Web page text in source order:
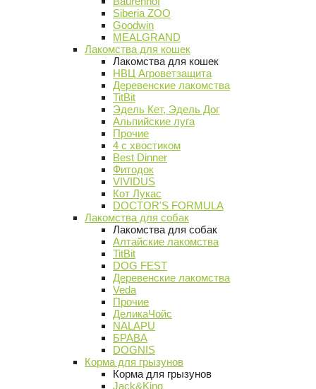
Siberia ZOO
Goodwin
MEALGRAND
Лакомства для кошек
Лакомства для кошек
НВЦ Агроветзащита
Деревенские лакомства
TitBit
Эдель Кет, Эдель Дог
Альпийские луга
Прочие
4 с хвостиком
Best Dinner
Фитодок
VIVIDUS
Кот Лукас
DOCTOR'S FORMULA
Лакомства для собак
Лакомства для собак
Алтайские лакомства
TitBit
DOG FEST
Деревенские лакомства
Veda
Прочие
ДеликаЧойс
NALAPU
БРАВА
DOGNIS
Корма для грызунов
Корма для грызунов
Jack&King